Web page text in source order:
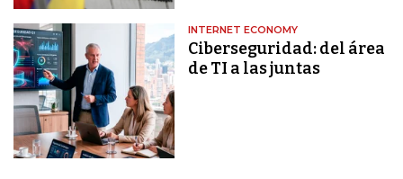
INTERNET ECONOMY
Ciberseguridad: del área
de TI a las juntas